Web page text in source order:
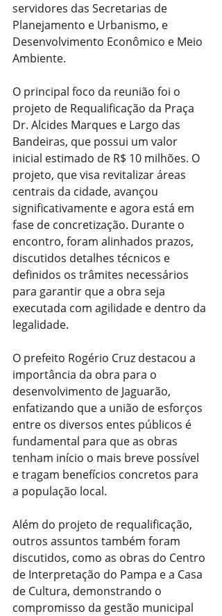
servidores das Secretarias de
Planejamento e Urbanismo, e
Desenvolvimento Econômico e Meio
Ambiente.
O principal foco da reunião foi o
projeto de Requalificação da Praça
Dr. Alcides Marques e Largo das
Bandeiras, que possui um valor
inicial estimado de R$ 10 milhões. O
projeto, que visa revitalizar áreas
centrais da cidade, avançou
significativamente e agora está em
fase de concretização. Durante o
encontro, foram alinhados prazos,
discutidos detalhes técnicos e
definidos os trâmites necessários
para garantir que a obra seja
executada com agilidade e dentro da
legalidade.
O prefeito Rogério Cruz destacou a
importância da obra para o
desenvolvimento de Jaguarão,
enfatizando que a união de esforços
entre os diversos entes públicos é
fundamental para que as obras
tenham início o mais breve possível
e tragam benefícios concretos para
a população local.
Além do projeto de requalificação,
outros assuntos também foram
discutidos, como as obras do Centro
de Interpretação do Pampa e a Casa
de Cultura, demonstrando o
compromisso da gestão municipal